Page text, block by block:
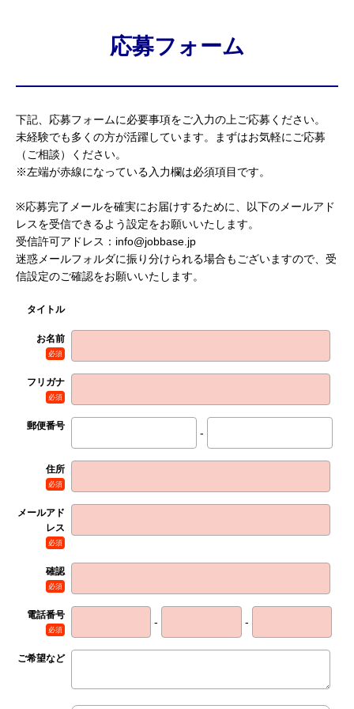
応募フォーム
下記、応募フォームに必要事項をご入力の上ご応募ください。
未経験でも多くの方が活躍しています。まずはお気軽にご応募
（ご相談）ください。
※左端が赤線になっている入力欄は必須項目です。
※応募完了メールを確実にお届けするために、以下のメールアド
レスを受信できるよう設定をお願いいたします。
受信許可アドレス：info@jobbase.jp
迷惑メールフォルダに振り分けられる場合もございますので、受
信設定のご確認をお願いいたします。
タイトル
お名前
必須
フリガナ
必須
郵便番号
-
住所
必須
メールアド
レス
必須
確認
必須
電話番号
必須
- -
ご希望など